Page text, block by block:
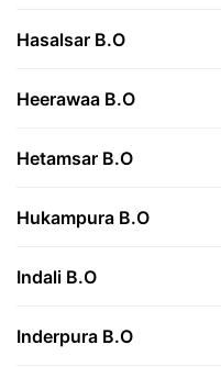
Hasalsar B.O
Heerawaa B.O
Hetamsar B.O
Hukampura B.O
Indali B.O
Inderpura B.O